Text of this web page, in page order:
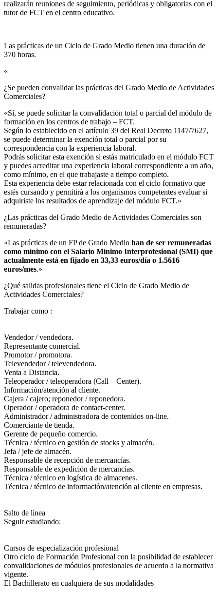
realizarán reuniones de seguimiento, periódicas y obligatorias con el
tutor de FCT en el centro educativo.
Las prácticas de un Ciclo de Grado Medio tienen una duración de
370 horas.
«
¿Se pueden convalidar las prácticas del Grado Medio de Actividades
Comerciales?​
«Sí, se puede solicitar la convalidación total o parcial del módulo de
formación en los centros de trabajo – FCT.
Según lo establecido en el artículo 39 del Real Decreto 1147/7627,
se puede determinar la exención total o parcial por su
correspondencia con la experiencia laboral.
Podrás solicitar esta exención si estás matriculado en el módulo FCT
y puedes acreditar una experiencia laboral correspondiente a un año,
como mínimo, en el que trabajaste a tiempo completo.
Esta experiencia debe estar relacionada con el ciclo formativo que
estés cursando y permitirá a los organismos competentes evaluar si
adquiriste los resultados de aprendizaje del módulo FCT.»
¿Las prácticas del Grado Medio de Actividades Comerciales son
remuneradas?​
«Las prácticas de un FP de Grado Medio han de ser remuneradas
como mínimo con el Salario Mínimo Interprofesional (SMI) que
actualmente está en fijado en 33,33 euros/día o 1.5616
euros/mes.»
¿Qué salidas profesionales tiene el Ciclo de Grado Medio de
Actividades Comerciales?​
Trabajar como :
Vendedor / vendedora.
Representante comercial.
Promotor / promotora.
Televendedor / televendedora.
Venta a Distancia.
Teleoperador / teleoperadora (Call – Center).
Información/atención al cliente.
Cajera / cajero; reponedor / reponedora.
Operador / operadora de contact-center.
Administrador / administradora de contenidos on-line.
Comerciante de tienda.
Gerente de pequeño comercio.
Técnica / técnico en gestión de stocks y almacén.
Jefa / jefe de almacén.
Responsable de recepción de mercancías.
Responsable de expedición de mercancías.
Técnica / técnico en logística de almacenes.
Técnica / técnico de información/atención al cliente en empresas.
Salto de línea
Seguir estudiando:
Cursos de especialización profesional
Otro ciclo de Formación Profesional con la posibilidad de establecer
convalidaciones de módulos profesionales de acuerdo a la normativa
vigente.
El Bachillerato en cualquiera de sus modalidades